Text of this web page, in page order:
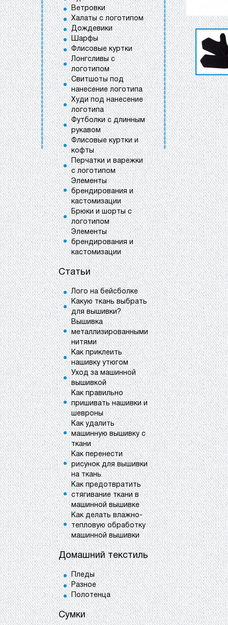
Ветровки
Халаты с логотипом
Дождевики
Шарфы
Флисовые куртки
Лонгсливы с
логотипом
Свитшоты под
нанесение логотипа
Худи под нанесение
логотипа
Футболки с длинным
рукавом
Флисовые куртки и
кофты
Перчатки и варежки
с логотипом
Элементы
брендирования и
кастомизации
Брюки и шорты с
логотипом
Элементы
брендирования и
кастомизации
Статьи
Лого на бейсболке
Какую ткань выбрать
для вышивки?
Вышивка
металлизированными
нитями
Как приклеить
нашивку утюгом
Уход за машинной
вышивкой
Как правильно
пришивать нашивки и
шевроны
Как удалить
машинную вышивку с
ткани
Как перенести
рисунок для вышивки
на ткань
Как предотвратить
стягивание ткани в
машинной вышивке
Как делать влажно-
тепловую обработку
машинной вышивки
Домашний текстиль
Пледы
Разное
Полотенца
Сумки